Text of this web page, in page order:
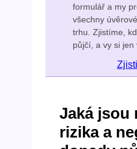
formulář a my
všechny
trhu. Zjistíme,
půjčí, a vy si jen
Jaká jsou
rizika a